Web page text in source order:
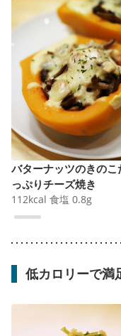
バターナッツのきのこ
っぷりチーズ焼き
112kcal 食塩 0.8g
低カロリーで満